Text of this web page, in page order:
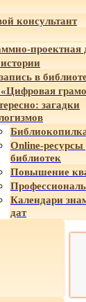
консультант
проектная
в
загадки
Online-ресурсы
библиотек
Повышение
Календари
дат